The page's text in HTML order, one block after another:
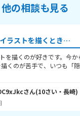
他の相談も見る
イラストを描くとき…
を描くのが好きです。今
くのが苦手で、いつも「
り描いていて、それ以外は
たらいいですか？
さん(10さい・ 長崎)